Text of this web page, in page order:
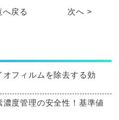
へ戻る 次へ >
フィルムを除去する効
度管理の安全性！基準値